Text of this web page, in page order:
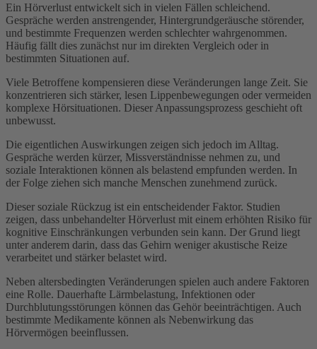
Ein Hörverlust entwickelt sich in vielen Fällen schleichend.
Gespräche werden anstrengender, Hintergrundgeräusche störender,
und bestimmte Frequenzen werden schlechter wahrgenommen.
Häufig fällt dies zunächst nur im direkten Vergleich oder in
bestimmten Situationen auf.
Viele Betroffene kompensieren diese Veränderungen lange Zeit. Sie
konzentrieren sich stärker, lesen Lippenbewegungen oder vermeiden
komplexe Hörsituationen. Dieser Anpassungsprozess geschieht oft
unbewusst.
Die eigentlichen Auswirkungen zeigen sich jedoch im Alltag.
Gespräche werden kürzer, Missverständnisse nehmen zu, und
soziale Interaktionen können als belastend empfunden werden. In
der Folge ziehen sich manche Menschen zunehmend zurück.
Dieser soziale Rückzug ist ein entscheidender Faktor. Studien
zeigen, dass unbehandelter Hörverlust mit einem erhöhten Risiko für
kognitive Einschränkungen verbunden sein kann. Der Grund liegt
unter anderem darin, dass das Gehirn weniger akustische Reize
verarbeitet und stärker belastet wird.
Neben altersbedingten Veränderungen spielen auch andere Faktoren
eine Rolle. Dauerhafte Lärmbelastung, Infektionen oder
Durchblutungsstörungen können das Gehör beeinträchtigen. Auch
bestimmte Medikamente können als Nebenwirkung das
Hörvermögen beeinflussen.